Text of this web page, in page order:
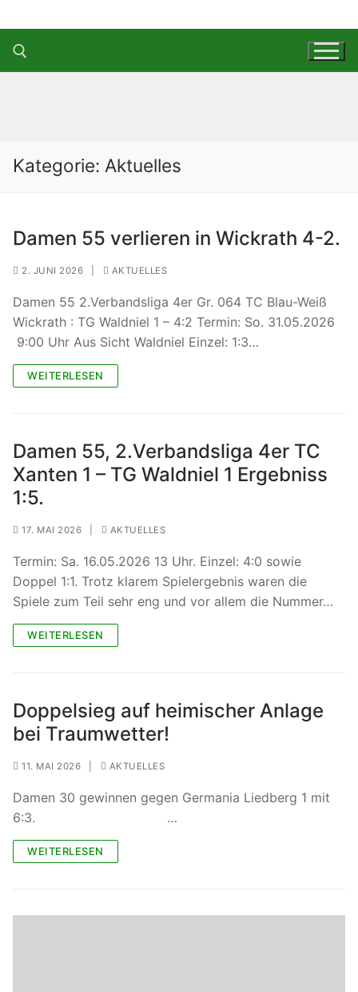
Inhalt
springen
Kategorie: Aktuelles
Damen 55 verlieren in Wickrath 4-2.
2. JUNI 2026 AKTUELLES
Damen 55 2.Verbandsliga 4er Gr. 064 TC Blau-Weiß
Wickrath : TG Waldniel 1 – 4:2 Termin: So. 31.05.2026
9:00 Uhr Aus Sicht Waldniel Einzel: 1:3…
WEITERLESEN
Damen 55, 2.Verbandsliga 4er TC
Xanten 1 – TG Waldniel 1 Ergebniss
1:5.
17. MAI 2026 AKTUELLES
Termin: Sa. 16.05.2026 13 Uhr. Einzel: 4:0 sowie
Doppel 1:1. Trotz klarem Spielergebnis waren die
Spiele zum Teil sehr eng und vor allem die Nummer…
WEITERLESEN
Doppelsieg auf heimischer Anlage
bei Traumwetter!
11. MAI 2026 AKTUELLES
Damen 30 gewinnen gegen Germania Liedberg 1 mit
6:3. …
WEITERLESEN